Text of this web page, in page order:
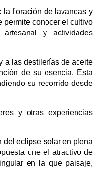
la floración de lavandas y
permite conocer el cultivo
artesanal y actividades
a las destilerías de aceite
de su esencia. Esta
su recorrido desde
y otras experiencias
del eclipse solar en plena
une el atractivo de
en la que paisaje,